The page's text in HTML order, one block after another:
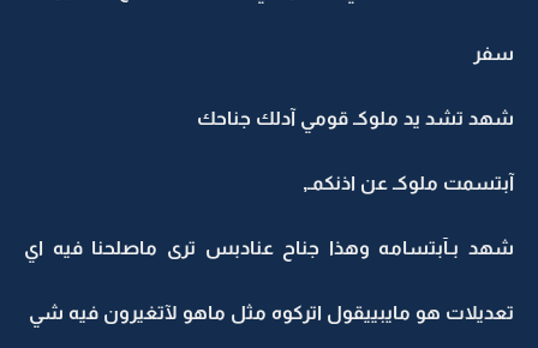
سفر
شهد تشد يد ملوكـ قومي آدلك جناحك
آبتسمت ملوكـ عن اذنكمـ,
شهد بـآبتسامه وهذا جناح عنادبس ترى ماصلحنا فيه اي
تعديلات هو مايبييقول اتركوه مثل ماهو لآتغيرون فيه شي